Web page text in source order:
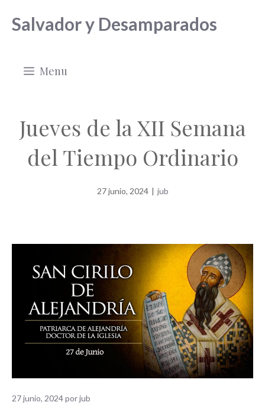
Salvador y Desamparados
Menu
Jueves de la XII Semana
del Tiempo Ordinario
27 junio, 2024 | jub
27 junio, 2024porjub